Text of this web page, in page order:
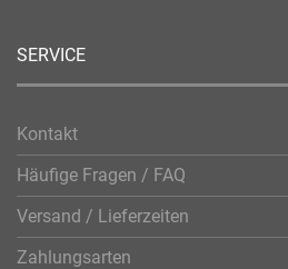
SERVICE
Kontakt
Häufige Fragen / FAQ
Versand / Lieferzeiten
Zahlungsarten